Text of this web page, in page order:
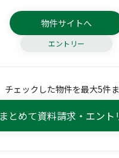
物件サイトへ
エントリー
チェックした物件を最大5件
まとめて資料請求・エント